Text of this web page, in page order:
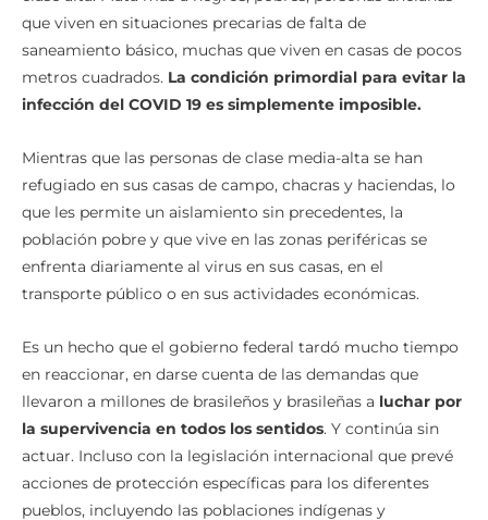
que viven en situaciones precarias de falta de
saneamiento básico, muchas que viven en casas de pocos
metros cuadrados. La condición primordial para evitar la
infección del COVID 19 es simplemente imposible.
Mientras que las personas de clase media-alta se han
refugiado en sus casas de campo, chacras y haciendas, lo
que les permite un aislamiento sin precedentes, la
población pobre y que vive en las zonas periféricas se
enfrenta diariamente al virus en sus casas, en el
transporte público o en sus actividades económicas.
Es un hecho que el gobierno federal tardó mucho tiempo
en reaccionar, en darse cuenta de las demandas que
llevaron a millones de brasileños y brasileñas a luchar por
la supervivencia en todos los sentidos. Y continúa sin
actuar. Incluso con la legislación internacional que prevé
acciones de protección específicas para los diferentes
pueblos, incluyendo las poblaciones indígenas y